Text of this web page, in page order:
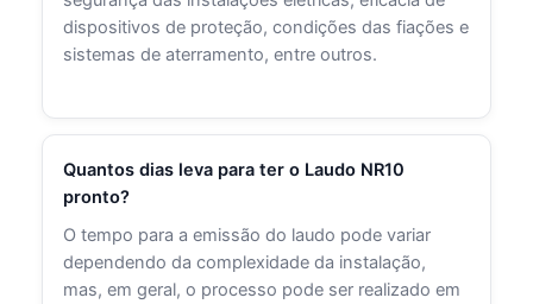
dispositivos de proteção, condições das fiações e
sistemas de aterramento, entre outros.
Quantos dias leva para ter o Laudo NR10
pronto?
O tempo para a emissão do laudo pode variar
dependendo da complexidade da instalação,
mas, em geral, o processo pode ser realizado em